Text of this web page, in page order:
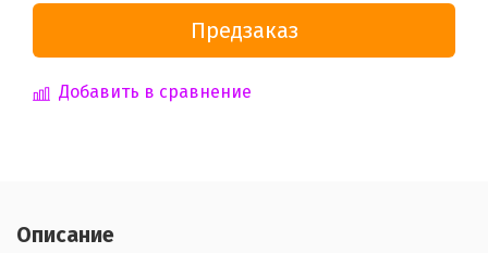
Предзаказ
Добавить в сравнение
Описание